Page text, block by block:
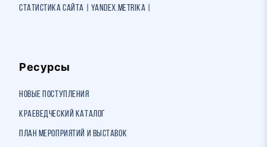
Статистика сайта | Yandex.Metrika |
Ресурсы
Новые поступления
Краеведческий каталог
План мероприятий и выставок